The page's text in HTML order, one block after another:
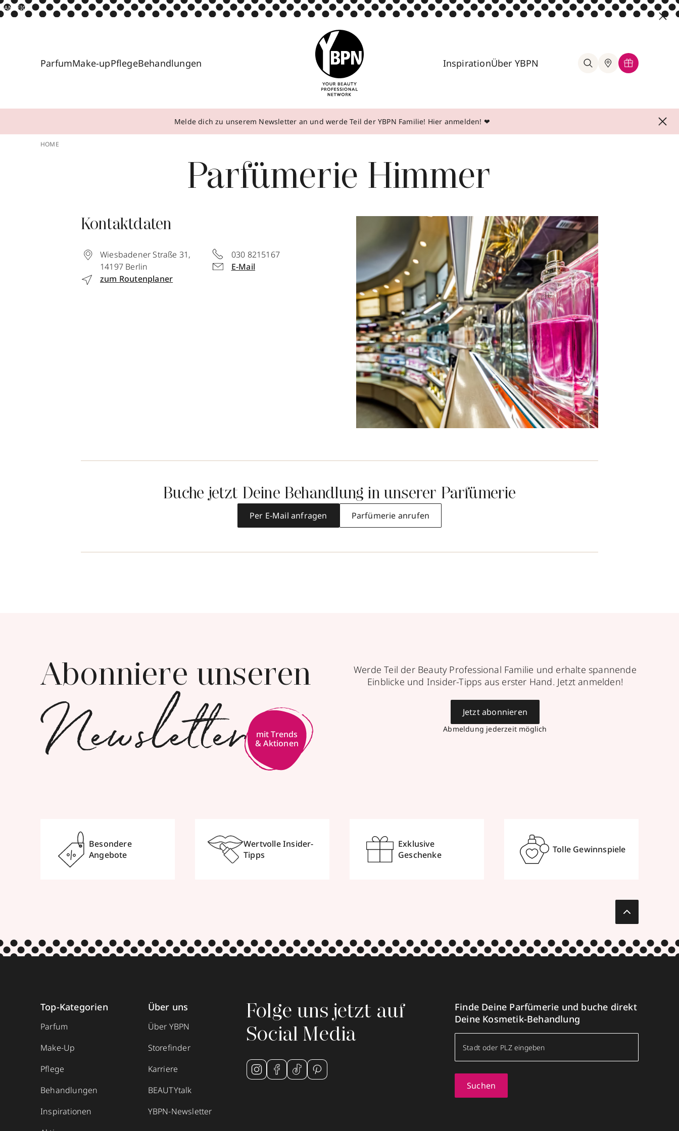
ANZEIGE
ParfumMake-upPflegeBehandlungen InspirationÜber YBPN
Melde dich zu unserem Newsletter an und werde Teil der YBPN Familie! Hier anmelden! ❤
HOME
Parfümerie Himmer
Kontaktdaten
Wiesbadener Straße 31,
14197 Berlin
zum Routenplaner
030 8215167
E-Mail
Buche jetzt Deine Behandlung in unserer Parfümerie
Per E-Mail anfragen Parfümerie anrufen
Abonniere unseren
Newsletter
mit Trends
& Aktionen
Werde Teil der Beauty Professional Familie und erhalte spannende
Einblicke und Insider-Tipps aus erster Hand. Jetzt anmelden!
Abmeldung jederzeit möglich
Jetzt abonnieren
Besondere
Angebote
Wertvolle Insider-
Tipps
Exklusive
Geschenke
Tolle Gewinnspiele
Top-Kategorien
Parfum
Make-Up
Pflege
Behandlungen
Inspirationen
Über uns
Über YBPN
Storefinder
Karriere
BEAUTYtalk
YBPN-Newsletter
Folge uns jetzt auf
Social Media
Finde Deine Parfümerie und buche direkt
Deine Kosmetik-Behandlung
Suchen